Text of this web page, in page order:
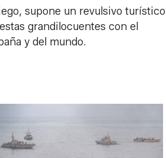
supone un revulsivo turístico
grandilocuentes con el
y del mundo.